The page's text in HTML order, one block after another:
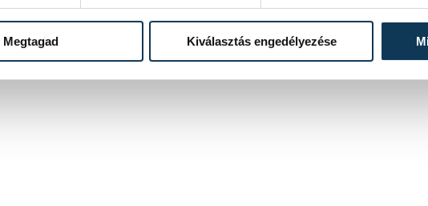
Megtagad Kiválasztás engedélyezése